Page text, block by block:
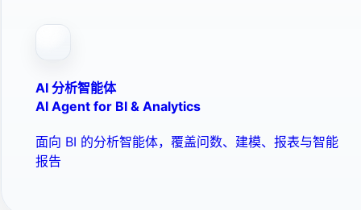
AI 分析智能体
AI Agent for BI & Analytics
面向 BI 的分析智能体，覆盖问数、建模、报表与智能
报告